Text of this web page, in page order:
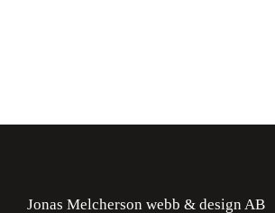
Jonas Melcherson webb & design AB